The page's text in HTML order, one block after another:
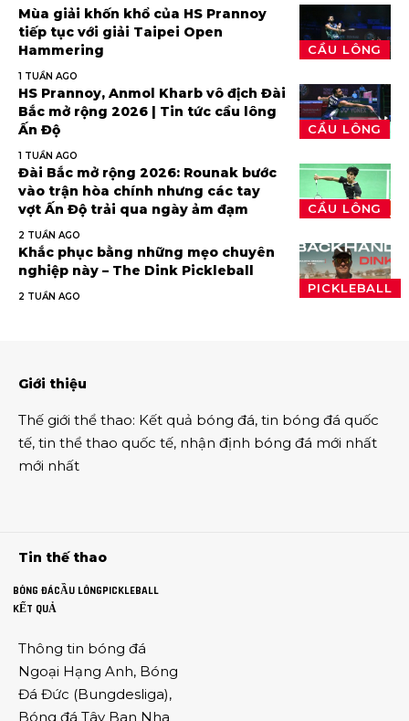
CẦU LÔNG
Mùa giải khốn khổ của HS Prannoy
tiếp tục với giải Taipei Open
Hammering
1 TUẦN AGO
CẦU LÔNG
HS Prannoy, Anmol Kharb vô địch Đài
Bắc mở rộng 2026 | Tin tức cầu lông
Ấn Độ
1 TUẦN AGO
CẦU LÔNG
Đài Bắc mở rộng 2026: Rounak bước
vào trận hòa chính nhưng các tay
vợt Ấn Độ trải qua ngày ảm đạm
2 TUẦN AGO
PICKLEBALL
Khắc phục bằng những mẹo chuyên
nghiệp này – The Dink Pickleball
2 TUẦN AGO
Giới thiệu
Thế giới thể thao: Kết quả bóng đá, tin bóng đá quốc
tế, tin thể thao quốc tế, nhận định bóng đá mới nhất
mới nhất
Tin thế thao
BÓNG ĐÁCẦU LÔNGPICKLEBALL
KẾT QUẢ
Thông tin bóng đá
Ngoại Hạng Anh, Bóng
Đá Đức (Bungdesliga),
Bóng đá Tây Ban Nha